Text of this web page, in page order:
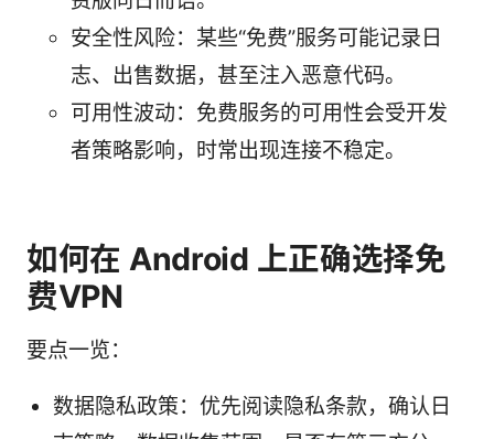
安全性风险：某些“免费”服务可能记录日
志、出售数据，甚至注入恶意代码。
可用性波动：免费服务的可用性会受开发
者策略影响，时常出现连接不稳定。
如何在 Android 上正确选择免
费VPN
要点一览：
数据隐私政策：优先阅读隐私条款，确认日